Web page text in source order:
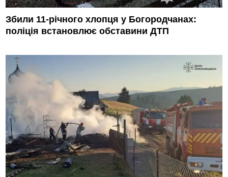
Збили 11-річного хлопця у Богородчанах:
поліція встановлює обставини ДТП